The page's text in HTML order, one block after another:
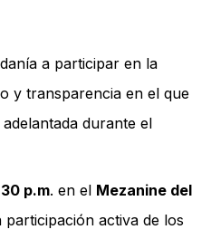
a participar en la
y transparencia en el que
durante el
p.m. en el Mezanine del
activa de los